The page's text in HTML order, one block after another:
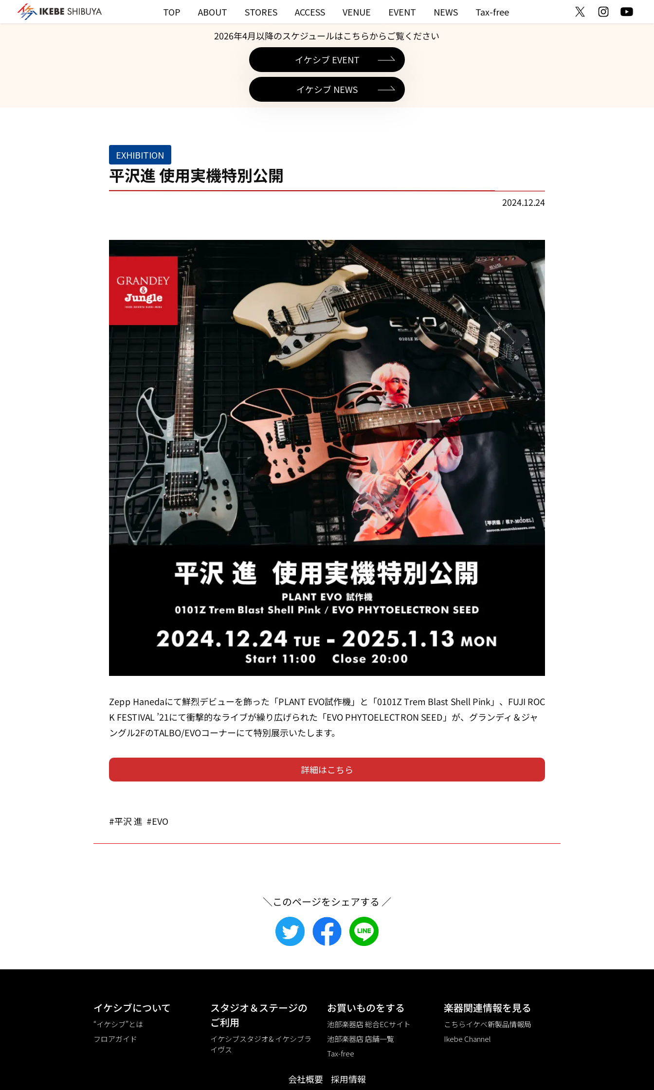
TOP ABOUT STORES ACCESS VENUE EVENT NEWS Tax-free
2026年4月以降のスケジュールはこちらからご覧ください
イケシブ EVENT
イケシブ NEWS
EXHIBITION
平沢進 使用実機特別公開
2024.12.24
Zepp Hanedaにて鮮烈デビューを飾った「PLANT EVO試作機」と「0101Z Trem Blast Shell Pink」、FUJI ROC
K FESTIVAL ’21にて衝撃的なライブが繰り広げられた「EVO PHYTOELECTRON SEED」が、グランディ＆ジャ
ングル2FのTALBO/EVOコーナーにて特別展示いたします。
詳細はこちら
#平沢 進 #EVO
＼このページをシェアする ／
イケシブについて
“イケシブ”とは
フロアガイド
スタジオ＆ステージの
ご利⽤
イケシブスタジオ& イケシブラ
イヴス
お買いものをする
池部楽器店 総合ECサイト
池部楽器店 店舗一覧
Tax-free
楽器関連情報を見る
こちらイケベ新製品情報局
Ikebe Channel
会社概要 採用情報